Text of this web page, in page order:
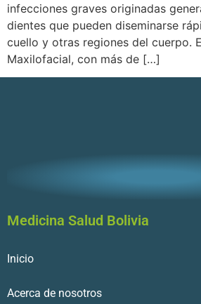
infecciones graves originadas
dientes que pueden diseminarse
cuello y otras regiones del cuerpo.
Maxilofacial, con más de […]
Medicina Salud Bolivia
Inicio
Acerca de nosotros